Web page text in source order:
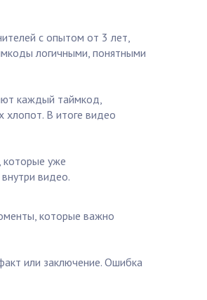
с опытом от 3 лет,
логичными, понятными
каждый таймкод,
хлопот. В итоге видео
которые уже
видео.
которые важно
или заключение. Ошибка